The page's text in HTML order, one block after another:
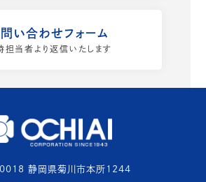
い合わせフォーム
担当者より返信いたします
静岡県菊川市本所1244